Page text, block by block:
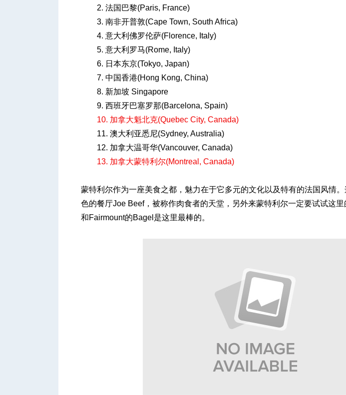
2. 法国巴黎(Paris, France)
3. 南非开普敦(Cape Town, South Africa)
4. 意大利佛罗伦萨(Florence, Italy)
5. 意大利罗马(Rome, Italy)
6. 日本东京(Tokyo, Japan)
7. 中国香港(Hong Kong, China)
8. 新加坡 Singapore
9. 西班牙巴塞罗那(Barcelona, Spain)
10. 加拿大魁北克(Quebec City, Canada)
11. 澳大利亚悉尼(Sydney, Australia)
12. 加拿大温哥华(Vancouver, Canada)
13. 加拿大蒙特利尔(Montreal, Canada)
蒙特利尔作为一座美食之都，魅力在于它多元的文化以及特有的法国风情
色的餐厅Joe Beef，被称作肉食者的天堂，另外来蒙特利尔一定要试试这
和Fairmount的Bagel是这里最棒的。